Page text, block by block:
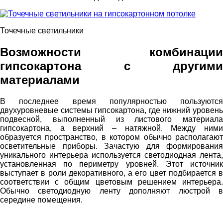
Точечные светильники
Возможности комбинации
гипсокартона с другими
материалами
В последнее время популярностью пользуются
двухуровневые системы гипсокартона, где нижний уровень
подвесной, выполненный из листового материала
гипсокартона, а верхний – натяжной. Между ними
образуется пространство, в котором обычно располагают
осветительные приборы. Зачастую для формирования
уникального интерьера используется светодиодная лента,
установленная по периметру уровней. Этот источник
выступает в роли декоративного, а его цвет подбирается в
соответствии с общим цветовым решением интерьера.
Обычно светодиодную ленту дополняют люстрой в
середине помещения.